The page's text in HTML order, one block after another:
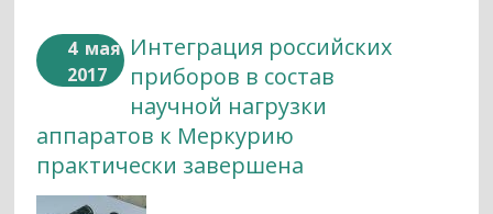
4 мая
2017
Интеграция российских
приборов в состав
научной нагрузки
аппаратов к Меркурию
практически завершена